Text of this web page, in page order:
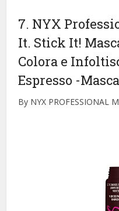
7. NYX
It. Stick It!
Colora e
Espresso -
By NYX PROFESSIONAL